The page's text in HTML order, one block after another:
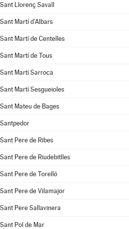
Sant Llorenç Savall
Sant Martí d'Albars
Sant Martí de Centelles
Sant Martí de Tous
Sant Martí Sarroca
Sant Martí Sesgueioles
Sant Mateu de Bages
Santpedor
Sant Pere de Ribes
Sant Pere de Riudebitlles
Sant Pere de Torelló
Sant Pere de Vilamajor
Sant Pere Sallavinera
Sant Pol de Mar